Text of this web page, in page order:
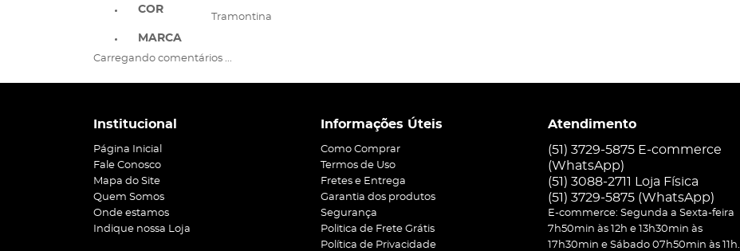
COR
MARCA
Tramontina
Carregando comentários ...
Institucional
Página Inicial
Fale Conosco
Mapa do Site
Quem Somos
Onde estamos
Indique nossa Loja
Informações Úteis
Como Comprar
Termos de Uso
Fretes e Entrega
Garantia dos produtos
Segurança
Politica de Frete Grátis
Política de Privacidade
Atendimento
(51) 3729-5875 E-commerce
(WhatsApp)
(51) 3088-2711 Loja Física
(51) 3729-5875 (WhatsApp)
E-commerce: Segunda a Sexta-feira
7h50min às 12h e 13h30min às
17h30min e Sábado 07h50min às 11h.